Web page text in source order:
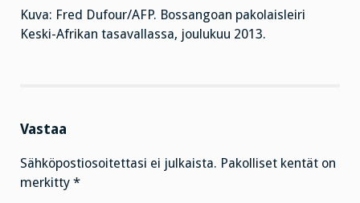
Kuva: Fred Dufour/AFP. Bossangoan pakolaisleiri
Keski-Afrikan tasavallassa, joulukuu 2013.
Vastaa
Sähköpostiosoitettasi ei julkaista. Pakolliset kentät on
merkitty *